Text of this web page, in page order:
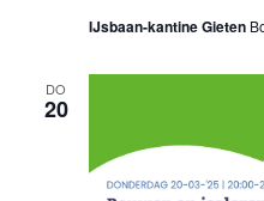
IJsbaan-kantine Gieten
DO
20